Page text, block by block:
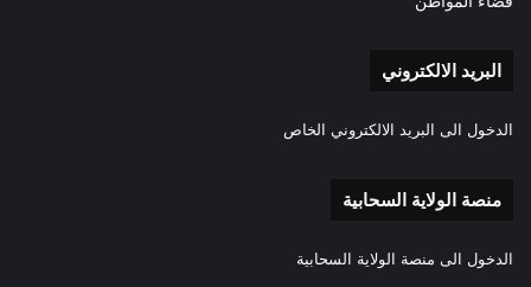
البريد الالكتروني
الدخول الى البريد الالكتروني الخاص
منصة الولاية السحابية
الدخول الى منصة الولاية السحابية